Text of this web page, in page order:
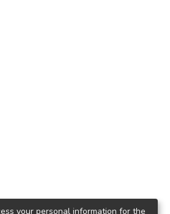
your personal information for the